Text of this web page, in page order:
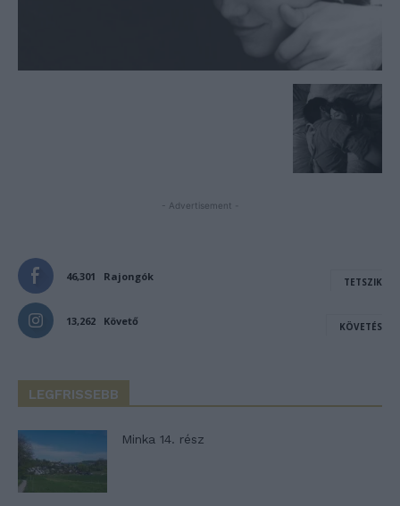
- Advertisement -
46,301 Rajongók TETSZIK
13,262 Követő KÖVETÉS
LEGFRISSEBB
Minka 14. rész